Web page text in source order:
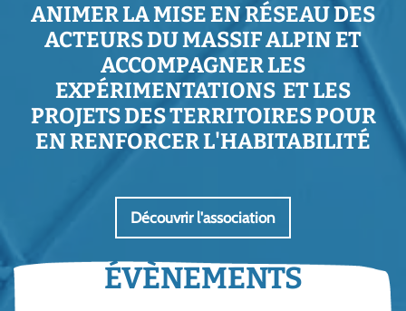
ANIMER LA MISE EN RÉSEAU DES
ACTEURS DU MASSIF ALPIN ET
ACCOMPAGNER LES
EXPÉRIMENTATIONS ET LES
PROJETS DES TERRITOIRES POUR
EN RENFORCER L'HABITABILITÉ
Découvrir l'association
ÉVÈNEMENTS